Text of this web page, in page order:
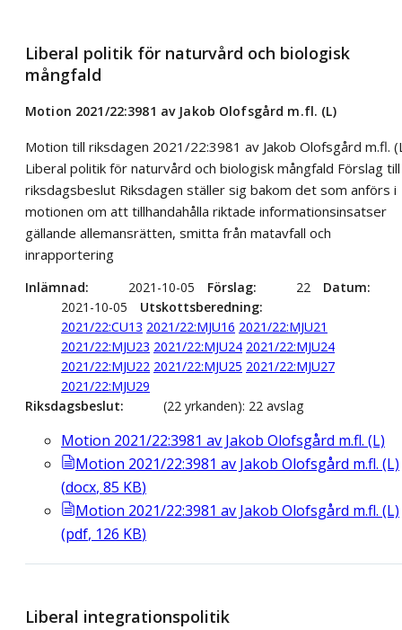
Liberal politik för naturvård och biologisk
mångfald
Motion 2021/22:3981 av Jakob Olofsgård m.fl. (L)
Motion till riksdagen 2021/22:3981 av Jakob Olofsgård m.fl.
Liberal politik för naturvård och biologisk mångfald Förslag till
riksdagsbeslut Riksdagen ställer sig bakom det som anförs i
motionen om att tillhandahålla riktade informationsinsatser
gällande allemansrätten, smitta från matavfall och
inrapportering
Inlämnad 2021-10-05 Förslag 22
Datum
2021-10-05
Utskottsberedning
2021/22:CU13 2021/22:MJU16 2021/22:MJU21
2021/22:MJU23 2021/22:MJU24 2021/22:MJU24
2021/22:MJU22 2021/22:MJU25 2021/22:MJU27
2021/22:MJU29
Riksdagsbeslut
(22 yrkanden): 22 avslag
Motion 2021/22:3981 av Jakob Olofsgård m.fl. (L)
Motion 2021/22:3981 av Jakob Olofsgård m.fl. (L)
(docx, 85 KB)
Motion 2021/22:3981 av Jakob Olofsgård m.fl. (L)
(pdf, 126 KB)
Liberal integrationspolitik